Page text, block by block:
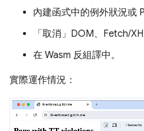
內建函式中的例外狀況或
「取消」DOM、Fetch/
在 Wasm 反組譯中。
實際運作情況：